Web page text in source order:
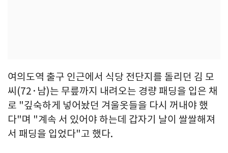
여의도역 출구 인근에서 식당 전단지를 돌리던 김 모
씨(72·남)는 무릎까지 내려오는 경량 패딩을 입은 채
로 "깊숙하게 넣어놨던 겨울옷들을 다시 꺼내야 했
다"며 "계속 서 있어야 하는데 갑자기 날이 쌀쌀해져
서 패딩을 입었다"고 했다.